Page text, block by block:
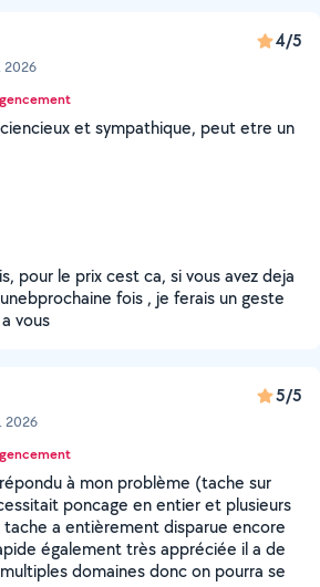
2026
4/5
et sympathique, peut etre un
pour le prix cest ca, si vous avez deja
fois , je ferais un geste
vous
2026
5/5
à mon problème (tache sur
poncage en entier et plusieurs
a entièrement disparue encore
également très appréciée il a de
domaines donc on pourra se